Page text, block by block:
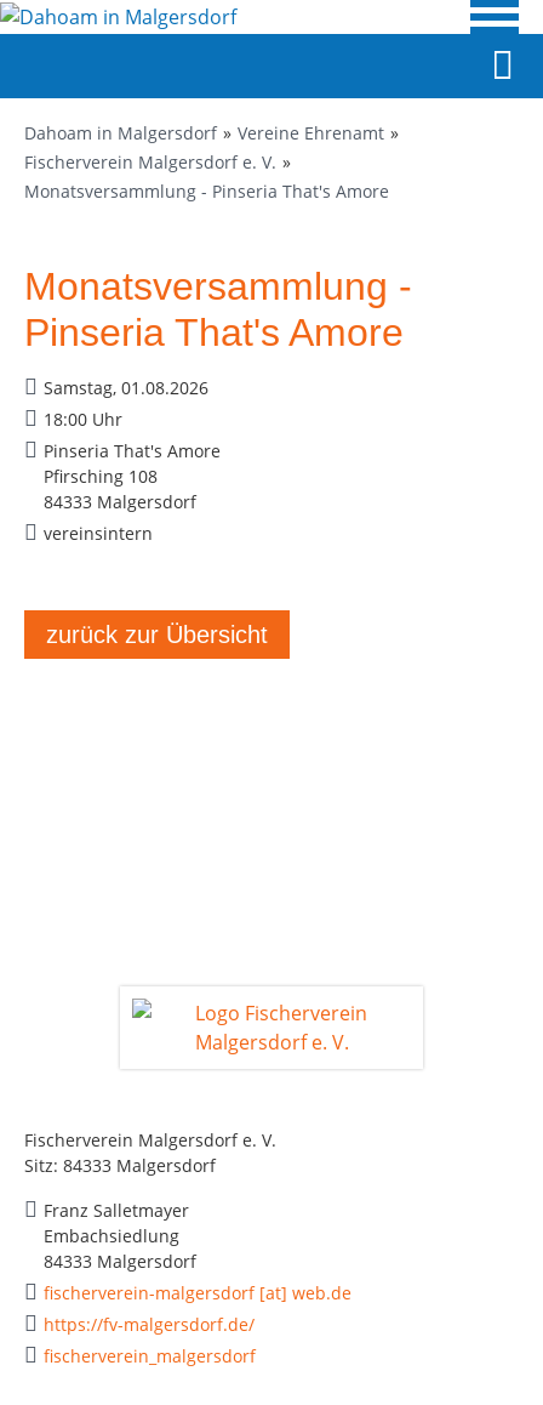
Dahoam in Malgersdorf
Vereine Ehrenamt
Fischerverein Malgersdorf e. V.
Monatsversammlung - Pinseria That's Amore
Fischerverein Malgersdorf e. V.
Sitz: 84333 Malgersdorf
Franz Salletmayer
Embachsiedlung
84333 Malgersdorf
fischerverein-malgersdorf [at] web.de
https://fv-malgersdorf.de/
fischerverein_malgersdorf
Monatsversammlung -
Pinseria That's Amore
Samstag, 01.08.2026
18:00 Uhr
Pinseria That's Amore
Pfirsching 108
84333 Malgersdorf
vereinsintern
zurück zur Übersicht